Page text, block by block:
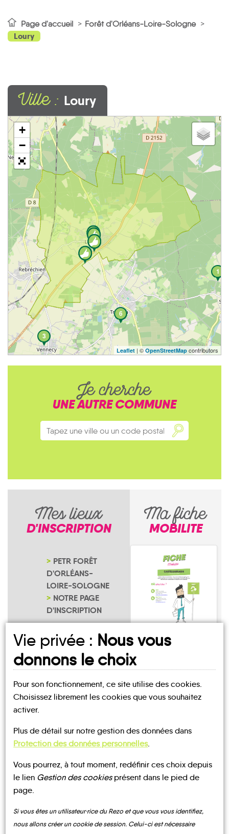
Page d'accueil Forêt d'Orléans-Loire-Sologne
Loury
Ville : Loury
1
6
3
+
−
Leaflet | © OpenStreetMap contributors
Je cherche
UNE AUTRE COMMUNE
Mes lieux
D'INSCRIPTION
PETR FORÊT
D'ORLÉANS-
LOIRE-SOLOGNE
NOTRE PAGE
D'INSCRIPTION
Ma fiche
MOBILITE
Loury
UN AVIS, UN TÉMOIGNAGE
À PARTAGER ?
Vie privée : Nous vous
donnons le choix
Pour son fonctionnement, ce site utilise des cookies.
Choisissez librement les cookies que vous souhaitez
activer.
Plus de détail sur notre gestion des données dans
Protection des données personnelles.
Vous pourrez, à tout moment, redéfinir ces choix depuis
le lien Gestion des cookiesprésent dans le pied de
page.
Si vous êtes un utilisateur·rice du Rezo et que vous vous identifiez,
nous allons créer un cookie de session. Celui-ci est nécessaire